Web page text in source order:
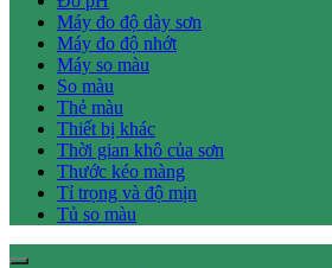
Máy đo độ dày sơn
Máy đo độ nhớt
Máy so màu
So màu
Thẻ màu
Thiết bị khác
Thời gian khô của sơn
Thước kéo màng
Tỉ trọng và độ mịn
Tủ so màu